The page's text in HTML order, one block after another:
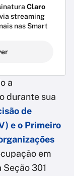
Claro
streaming
nas Smart
a
durante sua
de
e o Primeiro
em
301